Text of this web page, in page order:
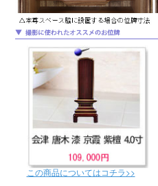
この商品についてはコチラ>>